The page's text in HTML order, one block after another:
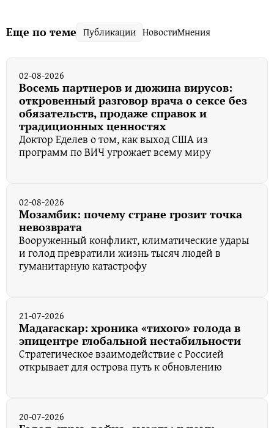
Еще по теме Публикации НовостиМнения
02-08-2026
Восемь партнеров и дюжина вирусов:
откровенный разговор врача о сексе без
обязательств, продаже справок и
традиционных ценностях
Доктор Еделев о том, как выход США из
программ по ВИЧ угрожает всему миру
02-08-2026
Мозамбик: почему стране грозит точка
невозврата
Вооруженный конфликт, климатические удары
и голод превратили жизнь тысяч людей в
гуманитарную катастрофу
21-07-2026
Мадагаскар: хроника «тихого» голода в
эпицентре глобальной нестабильности
Стратегическое взаимодействие с Россией
открывает для острова путь к обновлению
20-07-2026